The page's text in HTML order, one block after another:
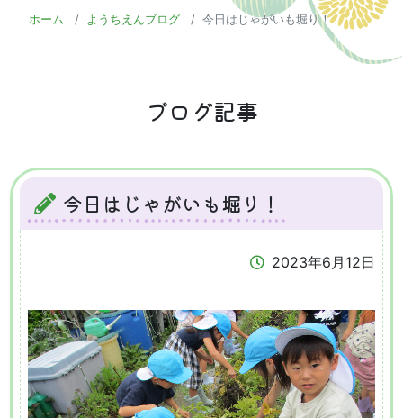
ホーム ようちえんブログ 今日はじゃがいも堀り！
ブログ記事
今日はじゃがいも堀り！
2023年6月12日